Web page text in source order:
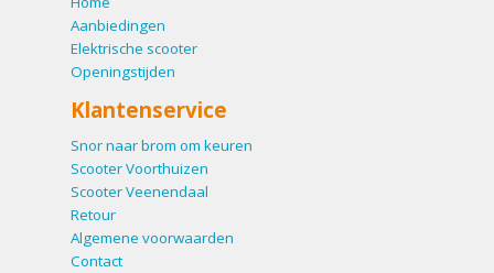
Aanbiedingen
Elektrische scooter
Openingstijden
Klantenservice
Snor naar brom om keuren
Scooter Voorthuizen
Scooter Veenendaal
Retour
Algemene voorwaarden
Contact